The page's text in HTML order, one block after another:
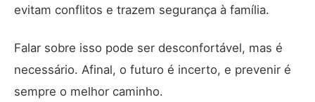
evitam conflitos e trazem segurança à família.
Falar sobre isso pode ser desconfortável, mas é
necessário. Afinal, o futuro é incerto, e prevenir é
sempre o melhor caminho.